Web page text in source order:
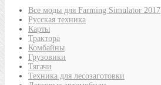
Все моды для Farming Simulator 2017
Русская техника
Карты
Трактора
Комбайны
Грузовики
Тягачи
Техника для лесозаготовки